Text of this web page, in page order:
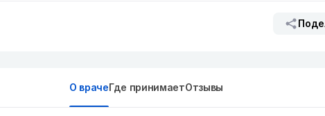
О врачеГде принимаетОтзывы